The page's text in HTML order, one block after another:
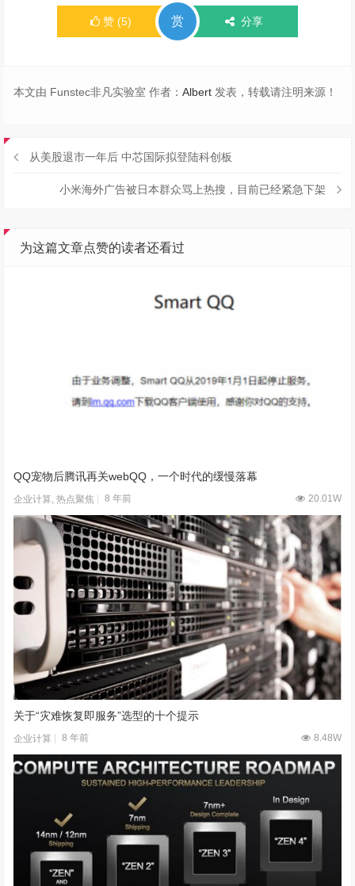
赞 (5) 赏 分享
本文由 Funstec非凡实验室 作者：Albert 发表，转载请注明来源！
从美股退市一年后 中芯国际拟登陆科创板
小米海外广告被日本群众骂上热搜，目前已经紧急下架
为这篇文章点赞的读者还看过
QQ宠物后腾讯再关webQQ，一个时代的缓慢落幕
企业计算,热点聚焦 8 年前 20.01W
关于“灾难恢复即服务”选型的十个提示
企业计算 8 年前 8.48W